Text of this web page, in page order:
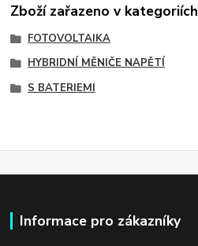
Zboží zařazeno v kategoriích
FOTOVOLTAIKA
HYBRIDNÍ MĚNIČE NAPĚTÍ
S BATERIEMI
Informace pro zákazníky